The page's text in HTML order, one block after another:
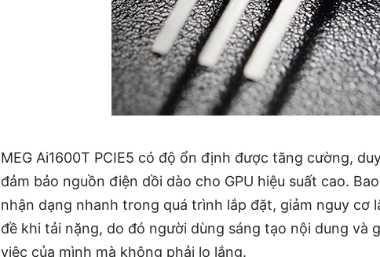
MEG Ai1600T PCIE5 có độ ổn định được tăng cường,
đảm bảo nguồn điện dồi dào cho GPU hiệu suất cao.
nhận dạng nhanh trong quá trình lắp đặt, giảm nguy cơ
đề khi tải nặng, do đó người dùng sáng tạo nội dung và
việc của mình mà không phải lo lắng.